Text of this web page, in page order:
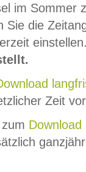
im Sommer
Sie die
Zeit
Download